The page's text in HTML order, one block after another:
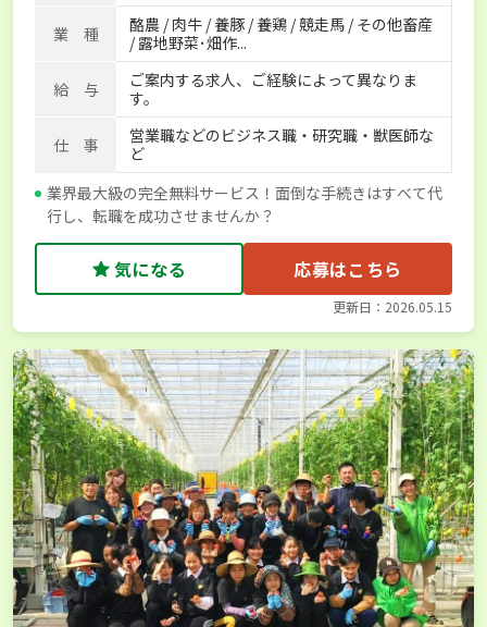
独立支援可能
社会保険完備 単身寮あり
世帯寮あり
寮･社宅相談可
業 種
酪農 / 肉牛 / 養豚 / 養鶏 / 競走馬 / その他畜産
/ 露地野菜･畑作...
給 与
ご案内する求人、ご経験によって異なりま
す。
仕 事
営業職などのビジネス職・研究職・獣医師な
ど
業界最大級の完全無料サービス！面倒な手続きはすべて代
行し、転職を成功させませんか？
気になる 応募はこちら
更新日：2026.05.15